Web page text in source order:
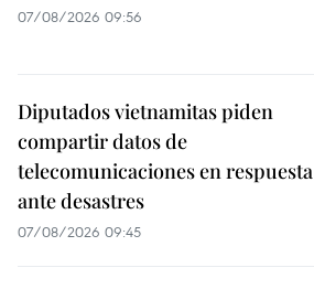
07/08/2026 09:56
Diputados vietnamitas piden
compartir datos de
telecomunicaciones en respuesta
ante desastres
07/08/2026 09:45